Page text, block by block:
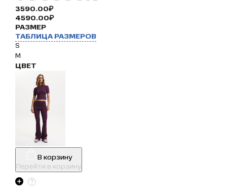
3590.00₽
4590.00₽
РАЗМЕР
ТАБЛИЦА РАЗМЕРОВ
S
M
ЦВЕТ
В корзину
Перейти в корзину